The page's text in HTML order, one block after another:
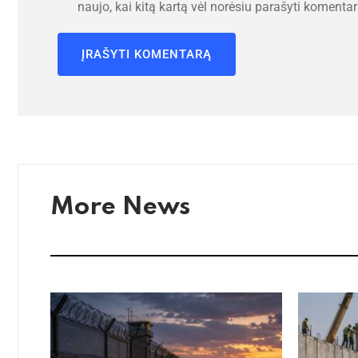
naujo, kai kitą kartą vėl norėsiu parašyti
More News